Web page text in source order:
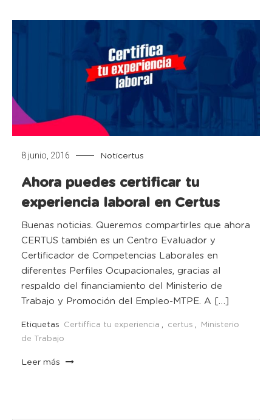
8 junio, 2016 Noticertus
Ahora puedes certificar tu
experiencia laboral en Certus
Buenas noticias. Queremos compartirles que ahora
CERTUS también es un Centro Evaluador y
Certificador de Competencias Laborales en
diferentes Perfiles Ocupacionales, gracias al
respaldo del financiamiento del Ministerio de
Trabajo y Promoción del Empleo-MTPE. A […]
Etiquetas Certiffica tu experiencia , certus ,
Ministerio
de Trabajo
Leer más